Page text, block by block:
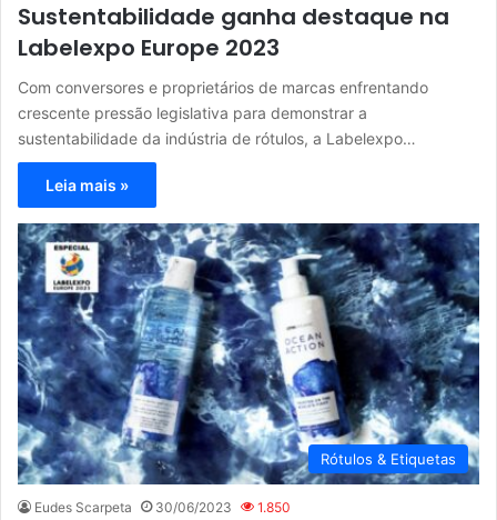
Sustentabilidade ganha destaque na
Labelexpo Europe 2023
Com conversores e proprietários de marcas enfrentando
crescente pressão legislativa para demonstrar a
sustentabilidade da indústria de rótulos, a Labelexpo…
Leia mais »
Rótulos & Etiquetas
Eudes Scarpeta 30/06/2023 1.850